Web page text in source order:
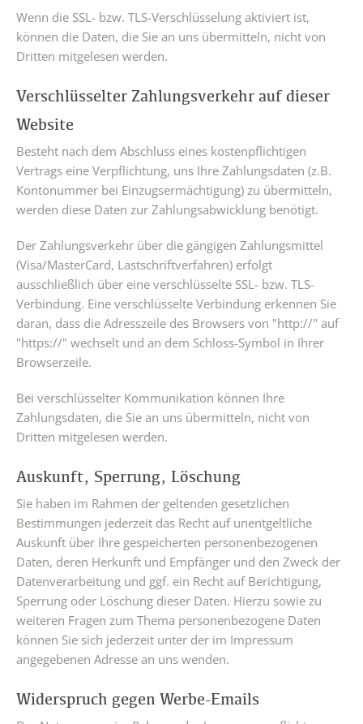
Wenn die SSL- bzw. TLS-Verschlüsselung aktiviert ist,
können die Daten, die Sie an uns übermitteln, nicht von
Dritten mitgelesen werden.
Verschlüsselter Zahlungsverkehr auf dieser
Website
Besteht nach dem Abschluss eines kostenpflichtigen
Vertrags eine Verpflichtung, uns Ihre Zahlungsdaten (z.B.
Kontonummer bei Einzugsermächtigung) zu übermitteln,
werden diese Daten zur Zahlungsabwicklung benötigt.
Der Zahlungsverkehr über die gängigen Zahlungsmittel
(Visa/MasterCard, Lastschriftverfahren) erfolgt
ausschließlich über eine verschlüsselte SSL- bzw. TLS-
Verbindung. Eine verschlüsselte Verbindung erkennen Sie
daran, dass die Adresszeile des Browsers von "http://" auf
"https://" wechselt und an dem Schloss-Symbol in Ihrer
Browserzeile.
Bei verschlüsselter Kommunikation können Ihre
Zahlungsdaten, die Sie an uns übermitteln, nicht von
Dritten mitgelesen werden.
Auskunft, Sperrung, Löschung
Sie haben im Rahmen der geltenden gesetzlichen
Bestimmungen jederzeit das Recht auf unentgeltliche
Auskunft über Ihre gespeicherten personenbezogenen
Daten, deren Herkunft und Empfänger und den Zweck der
Datenverarbeitung und ggf. ein Recht auf Berichtigung,
Sperrung oder Löschung dieser Daten. Hierzu sowie zu
weiteren Fragen zum Thema personenbezogene Daten
können Sie sich jederzeit unter der im Impressum
angegebenen Adresse an uns wenden.
Widerspruch gegen Werbe-Emails